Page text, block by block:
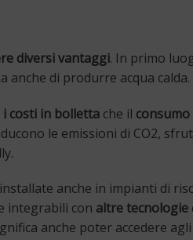
diversi vantaggi. In primo
anche di produrre acqua calda.
i costi in bolletta che il
le emissioni di CO2,
anche in impianti di
integrabili con altre tecnologie
anche poter accedere agli